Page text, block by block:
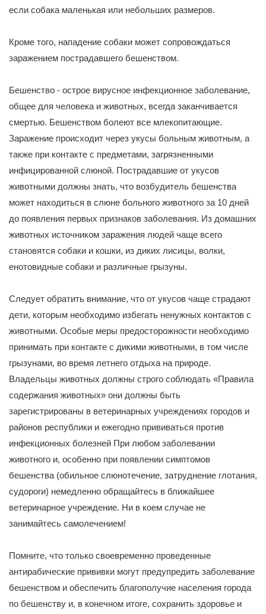
если собака маленькая или небольших размеров.
Кроме того, нападение собаки может сопровождаться
заражением пострадавшего бешенством.
Бешенство - острое вирусное инфекционное заболевание,
общее для человека и животных, всегда заканчивается
смертью. Бешенством болеют все млекопитающие.
Заражение происходит через укусы больным животным, а
также при контакте с предметами, загрязненными
инфицированной слюной. Пострадавшие от укусов
животными должны знать, что возбудитель бешенства
может находиться в слюне больного животного за 10 дней
до появления первых признаков заболевания. Из домашних
животных источником заражения людей чаще всего
становятся собаки и кошки, из диких лисицы, волки,
енотовидные собаки и различные грызуны.
Следует обратить внимание, что от укусов чаще страдают
дети, которым необходимо избегать ненужных контактов с
животными. Особые меры предосторожности необходимо
принимать при контакте с дикими животными, в том числе
грызунами, во время летнего отдыха на природе.
Владельцы животных должны строго соблюдать «Правила
содержания животных» они должны быть
зарегистрированы в ветеринарных учреждениях городов и
районов республики и ежегодно прививаться против
инфекционных болезней При любом заболевании
животного и, особенно при появлении симптомов
бешенства (обильное слюнотечение, затруднение глотания,
судороги) немедленно обращайтесь в ближайшее
ветеринарное учреждение. Ни в коем случае не
занимайтесь самолечением!
Помните, что только своевременно проведенные
антирабические прививки могут предупредить заболевание
бешенством и обеспечить благополучие населения города
по бешенству и, в конечном итоге, сохранить здоровье и